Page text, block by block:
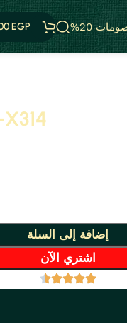
20%
EGP
إضافة إلى السلة
اشتري الآن